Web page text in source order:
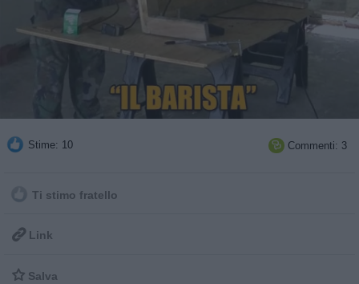
Stime: 10  Commenti: 3
Ti stimo fratello
 Link
 Salva